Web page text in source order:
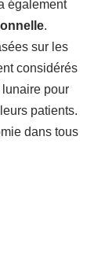
également
.
sur les
considérés
pour
patients.
dans tous